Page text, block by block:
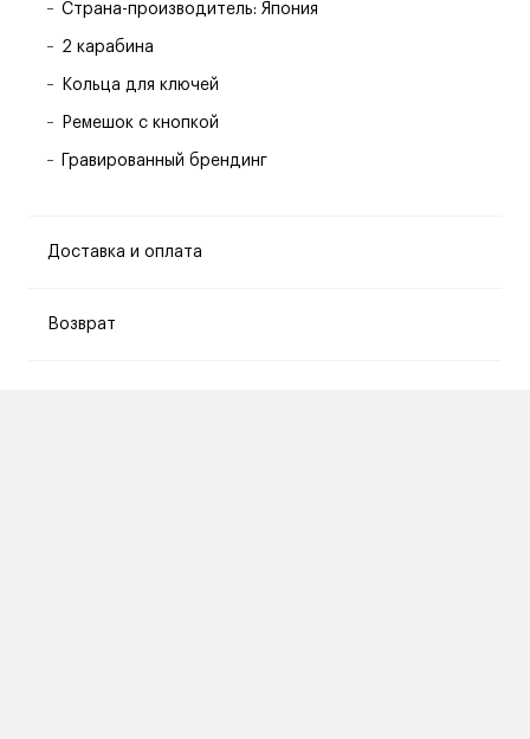
Страна-производитель: Япония
2 карабина
Кольца для ключей
Ремешок с кнопкой
Гравированный брендинг
Доставка и оплата
Возврат